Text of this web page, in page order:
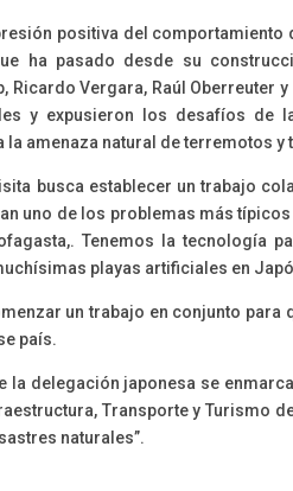
positiva del
ha pasado desde su
Vergara, Raúl Oberreuter
y expusieron los desafíos
amenaza natural de terremotos y
busca establecer un trabajo
uno de los problemas más
Tenemos la tecnología
playas artificiales en
un trabajo en conjunto
país.
la delegación japonesa se
Transporte y Turismo
naturales”.